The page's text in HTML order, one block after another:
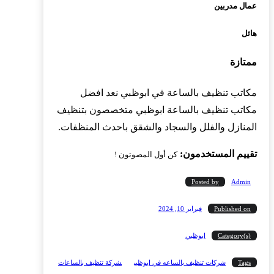
عمال مدربين
هائل
ممتازة
مكاتب تنظيف بالساعة في ابوظبي نعد افضل
مكاتب تنظيف بالساعة ابوظبي متخصصون بتنظيف
المنازل والفلل والسجاد والشقق باحدث المنظفات.
تقييم المستخدمون:كن أول المصوتون !
Posted by Admin
Published on فبراير 10, 2024
Category(s) ابوظبي
Tags شركات تنظيف بالساعه في ابوظبي شركة تنظيف بالساعات